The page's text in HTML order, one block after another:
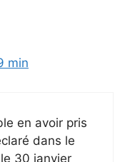
min
en avoir pris
dans le
30 janvier